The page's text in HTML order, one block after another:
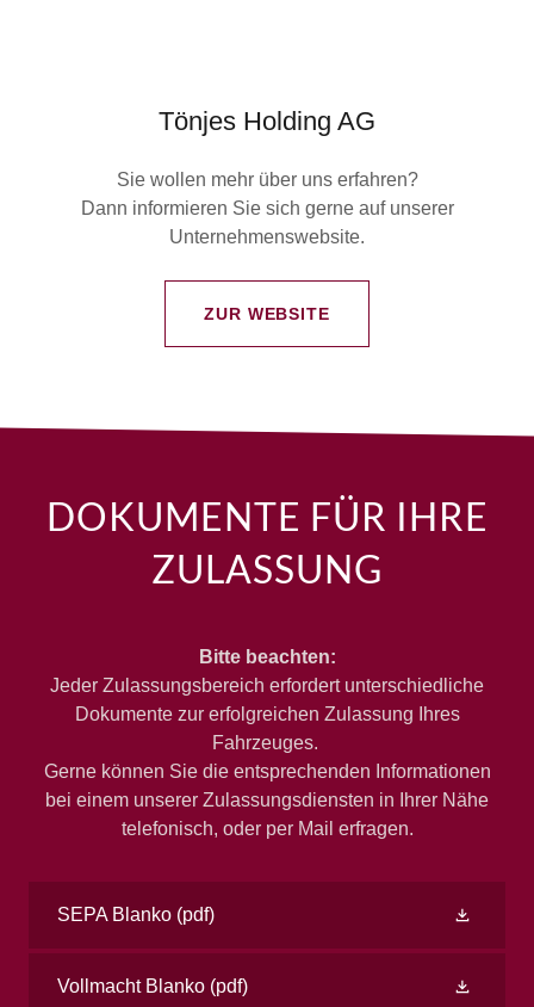
Tönjes Holding AG
Sie wollen mehr über uns erfahren?
Dann informieren Sie sich gerne auf unserer
Unternehmenswebsite.
ZUR WEBSITE
DOKUMENTE FÜR IHRE
ZULASSUNG
Bitte beachten:
Jeder Zulassungsbereich erfordert unterschiedliche
Dokumente zur erfolgreichen Zulassung Ihres
Fahrzeuges.
Gerne können Sie die entsprechenden Informationen
bei einem unserer Zulassungsdiensten in Ihrer Nähe
telefonisch, oder per Mail erfragen.
SEPA Blanko (pdf)
Vollmacht Blanko (pdf)